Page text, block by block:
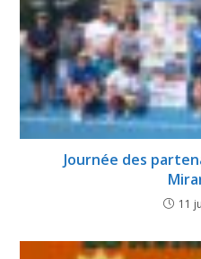
Journée des
11